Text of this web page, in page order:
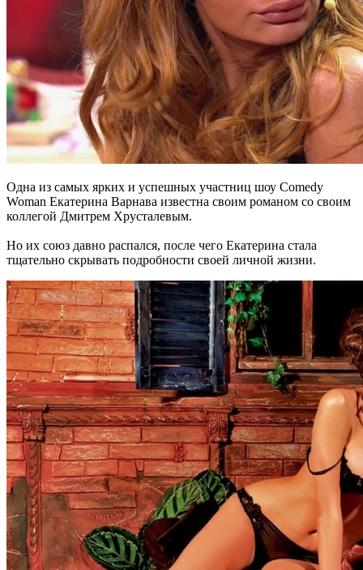
Одна из самых ярких и успешных участниц шоу Comedy
Woman Екатерина Варнава известна своим романом со своим
коллегой Дмитрем Хрусталевым.
Но их союз давно распался, после чего Екатерина стала
тщательно скрывать подробности своей личной жизни.